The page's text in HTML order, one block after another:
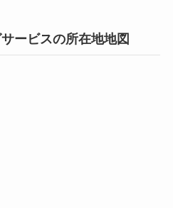
ービスの所在地地図